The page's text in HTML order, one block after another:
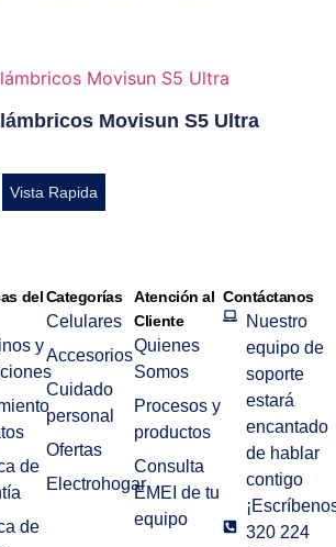
Movisun S5 Ultra
Vista Rapida
del
y
de
de
Categorías
Celulares
Accesorios
Cuidado
personal
Ofertas
Electrohogar
Atención al
Cliente
Quienes
Somos
Procesos y
productos
Consulta
EMEI de tu
equipo
Contáctanos
Nuestro
equipo de
soporte
estará
encantado
de hablar
contigo
320 224